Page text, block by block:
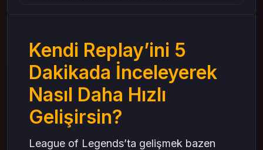
Gank’tan 5 Saniye Önceki Duruma Odaklan
– LOL RP Perspektifi
İlk Skirmish veya Takım Savaşını İncele – LOL
Karar Kalitesi İçin En Açık Aynadır
Pozisyonlama ve Yetenek Kullanımı – LOL
RP Altında Gözlemlemesi Kolay Noktalar
Objektif Etrafındaki Kararları Gözden Geçir –
LOL Makro Oyununu Güçlendirmek İçin
Kendi Replay’ini 5
Dakikada İnceleyerek
Nasıl Daha Hızlı
Gelişirsin?
League of Legends’ta gelişmek bazen